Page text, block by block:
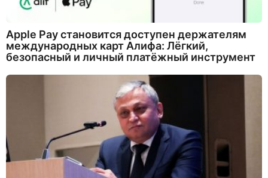
Apple Pay становится доступен держателям
международных карт Алифа: Лёгкий,
безопасный и личный платёжный инструмент